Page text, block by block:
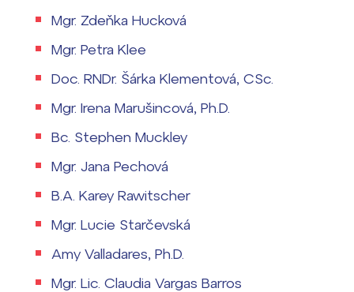
Mgr. Zdeňka Hucková
Mgr. Petra Klee
Doc. RNDr. Šárka Klementová, CSc.
Mgr. Irena Marušincová, Ph.D.
Bc. Stephen Muckley
Mgr. Jana Pechová
B.A. Karey Rawitscher
Mgr. Lucie Starčevská
Amy Valladares, Ph.D.
Mgr. Lic. Claudia Vargas Barros